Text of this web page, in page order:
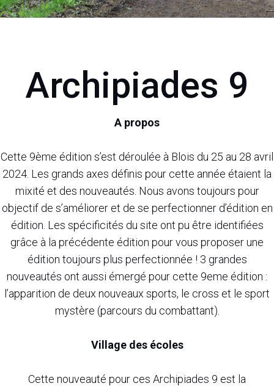
Archipiades 9
A propos
Cette 9ème édition s’est déroulée à Blois du 25 au 28 avril
2024. Les grands axes définis pour cette année étaient la
mixité et des nouveautés. Nous avons toujours pour
objectif de s’améliorer et de se perfectionner d’édition en
édition. Les spécificités du site ont pu être identifiées
grâce à la précédente édition pour vous proposer une
édition toujours plus perfectionnée ! 3 grandes
nouveautés ont aussi émergé pour cette 9eme édition :
l’apparition de deux nouveaux sports, le cross et le sport
mystère (parcours du combattant).
Village des écoles
Cette nouveauté pour ces Archipiades 9 est la